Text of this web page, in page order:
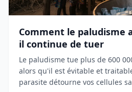
Comment le paludisme
il continue de tuer
Le paludisme tue plus de 600
alors qu'il est évitable et
parasite détourne vos cellules